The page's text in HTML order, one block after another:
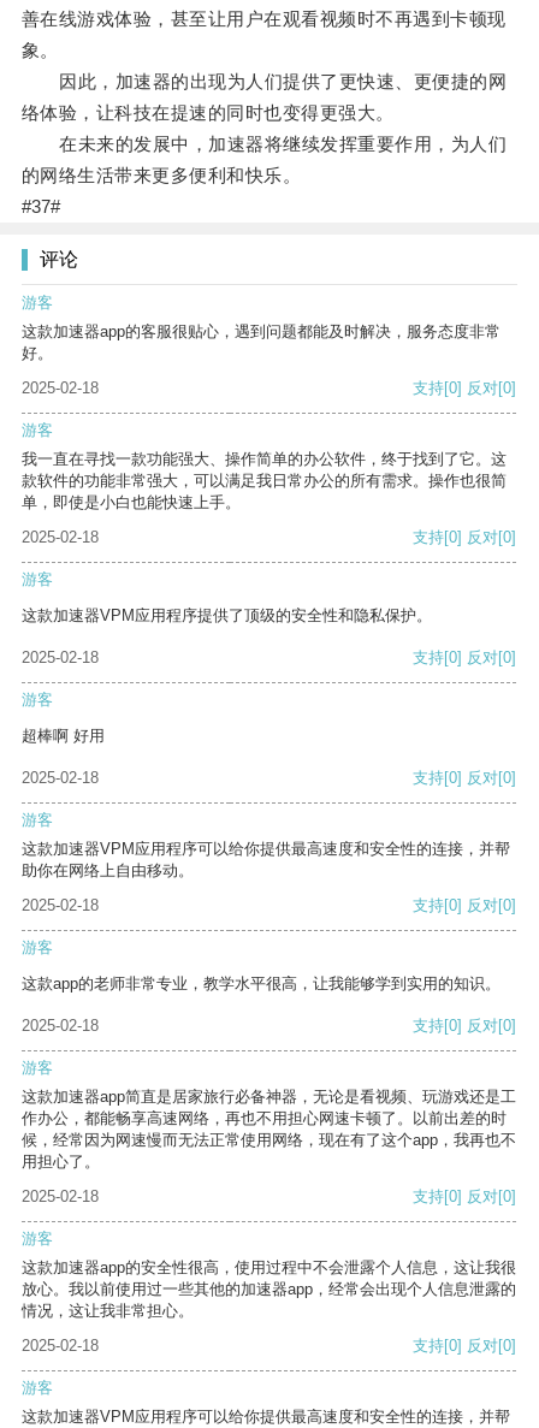
善在线游戏体验，甚至让用户在观看视频时不再遇到卡顿现
象。
因此，加速器的出现为人们提供了更快速、更便捷的网
络体验，让科技在提速的同时也变得更强大。
在未来的发展中，加速器将继续发挥重要作用，为人们
的网络生活带来更多便利和快乐。
#37#
评论
游客
这款加速器app的客服很贴心，遇到问题都能及时解决，服务态度非常
好。
2025-02-18
支持[0] 反对[0]
游客
我一直在寻找一款功能强大、操作简单的办公软件，终于找到了它。这
款软件的功能非常强大，可以满足我日常办公的所有需求。操作也很简
单，即使是小白也能快速上手。
2025-02-18
支持[0] 反对[0]
游客
这款加速器VPM应用程序提供了顶级的安全性和隐私保护。
2025-02-18 支持[0] 反对[0]
游客
超棒啊 好用
2025-02-18 支持[0] 反对[0]
游客
这款加速器VPM应用程序可以给你提供最高速度和安全性的连接，并帮
助你在网络上自由移动。
2025-02-18
支持[0] 反对[0]
游客
这款app的老师非常专业，教学水平很高，让我能够学到实用的知识。
2025-02-18 支持[0] 反对[0]
游客
这款加速器app简直是居家旅行必备神器，无论是看视频、玩游戏还是工
作办公，都能畅享高速网络，再也不用担心网速卡顿了。以前出差的时
候，经常因为网速慢而无法正常使用网络，现在有了这个app，我再也不
用担心了。
2025-02-18
支持[0] 反对[0]
游客
这款加速器app的安全性很高，使用过程中不会泄露个人信息，这让我很
放心。我以前使用过一些其他的加速器app，经常会出现个人信息泄露的
情况，这让我非常担心。
2025-02-18
支持[0] 反对[0]
游客
这款加速器VPM应用程序可以给你提供最高速度和安全性的连接，并帮